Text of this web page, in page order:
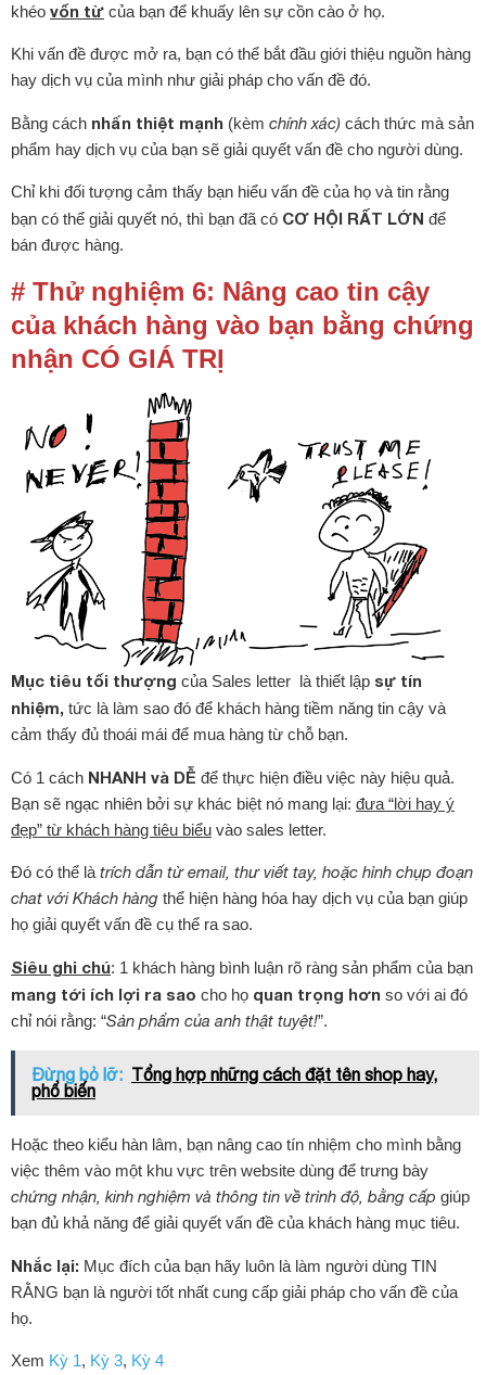
khéo vốn từ của bạn để khuấy lên sự cồn cào ở họ.
Khi vấn đề được mở ra, bạn có thể bắt đầu giới thiệu nguồn hàng
hay dịch vụ của mình như giải pháp cho vấn đề đó.
Bằng cách nhấn thiệt mạnh (kèm chính xác) cách thức mà sản
phẩm hay dịch vụ của bạn sẽ giải quyết vấn đề cho người dùng.
Chỉ khi đối tượng cảm thấy bạn hiểu vấn đề của họ và tin rằng
bạn có thể giải quyết nó, thì bạn đã có CƠ HỘI RẤT LỚN để
bán được hàng.
# Thử nghiệm 6: Nâng cao tin cậy
của khách hàng vào bạn bằng chứng
nhận CÓ GIÁ TRỊ
Mục tiêu tối thượng của Sales letter là thiết lập sự tín
nhiệm, tức là làm sao đó để khách hàng tiềm năng tin cậy và
cảm thấy đủ thoái mái để mua hàng từ chỗ bạn.
Có 1 cách NHANH và DỄ để thực hiện điều việc này hiệu quả.
Bạn sẽ ngạc nhiên bởi sự khác biệt nó mang lại: đưa “lời hay ý
đẹp” từ khách hàng tiêu biểu vào sales letter.
Đó có thể là trích dẫn từ email, thư viết tay, hoặc hình chụp đoạn
chat với Khách hàng thể hiện hàng hóa hay dịch vụ của bạn giúp
họ giải quyết vấn đề cụ thể ra sao.
Siêu ghi chú: 1 khách hàng bình luận rõ ràng sản phẩm của bạn
mang tới ích lợi ra sao cho họ quan trọng hơn so với ai đó
chỉ nói rằng: “Sản phẩm của anh thật tuyệt!”.
Đừng bỏ lỡ: Tổng hợp những cách đặt tên shop hay,
phổ biến
Hoặc theo kiểu hàn lâm, bạn nâng cao tín nhiệm cho mình bằng
việc thêm vào một khu vực trên website dùng để trưng bày
chứng nhận, kinh nghiệm và thông tin về trình độ, bằng cấp giúp
bạn đủ khả năng để giải quyết vấn đề của khách hàng mục tiêu.
Nhắc lại: Mục đích của bạn hãy luôn là làm người dùng TIN
RẰNG bạn là người tốt nhất cung cấp giải pháp cho vấn đề của
họ.
Xem Kỳ 1, Kỳ 3, Kỳ 4